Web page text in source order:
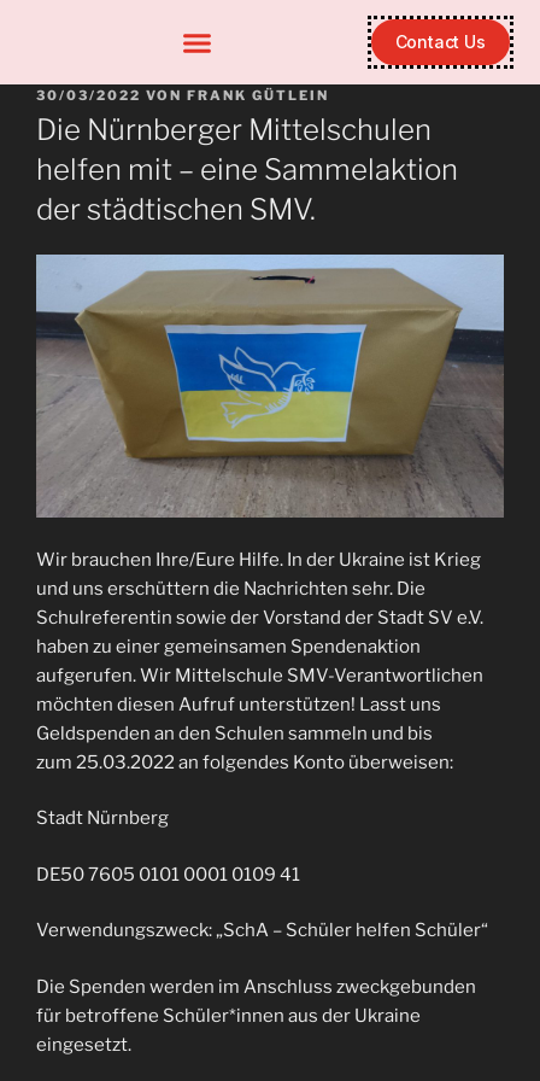
Contact Us
30/03/2022 VON FRANK GÜTLEIN
Die Nürnberger Mittelschulen
helfen mit – eine Sammelaktion
der städtischen SMV.
Wir brauchen Ihre/Eure Hilfe. In der Ukraine ist Krieg
und uns erschüttern die Nachrichten sehr. Die
Schulreferentin sowie der Vorstand der Stadt SV e.V.
haben zu einer gemeinsamen Spendenaktion
aufgerufen. Wir Mittelschule SMV-Verantwortlichen
möchten diesen Aufruf unterstützen! Lasst uns
Geldspenden an den Schulen sammeln und bis
zum 25.03.2022 an folgendes Konto überweisen:
Stadt Nürnberg
DE50 7605 0101 0001 0109 41
Verwendungszweck: „SchA – Schüler helfen Schüler“
Die Spenden werden im Anschluss zweckgebunden
für betroffene Schüler*innen aus der Ukraine
eingesetzt.